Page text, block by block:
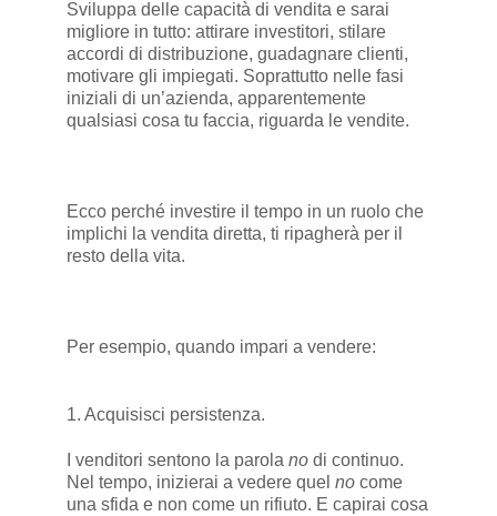
Sviluppa delle capacità di vendita e sarai
migliore in tutto: attirare investitori, stilare
accordi di distribuzione, guadagnare clienti,
motivare gli impiegati. Soprattutto nelle fasi
iniziali di un’azienda, apparentemente
qualsiasi cosa tu faccia, riguarda le vendite.
Ecco perché investire il tempo in un ruolo che
implichi la vendita diretta, ti ripagherà per il
resto della vita.
Per esempio, quando impari a vendere:
1. Acquisisci persistenza.
I venditori sentono la parola no di continuo.
Nel tempo, inizierai a vedere quel nocome
una sfida e non come un rifiuto. E capirai cosa